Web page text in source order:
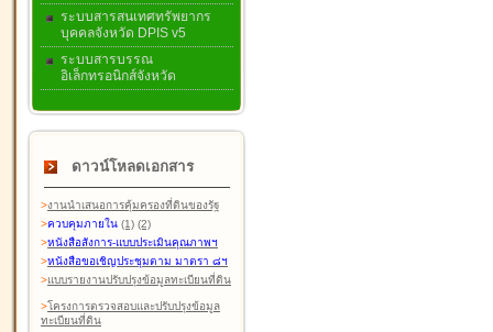
ระบบสารสนเทศทรัพยากร
บุคคลจังหวัด DPIS v5
ระบบสารบรรณ
อิเล็กทรอนิกส์จังหวัด
ดาวน์โหลดเอกสาร
>งานนำเสนอการคุ้มครองที่ดินของรัฐ
>ควบคุมภายใน (1) (2)
>หนังสือสังการ-แบบประเมินคุณภาพฯ
>หนังสือขอเชิญประชุมตาม มาตรา ๘ฯ
>แบบรายงานปรับปรุงข้อมูลทะเบียนที่ดิน
>โครงการตรวจสอบและปรับปรุงข้อมูล
ทะเบียนที่ดิน